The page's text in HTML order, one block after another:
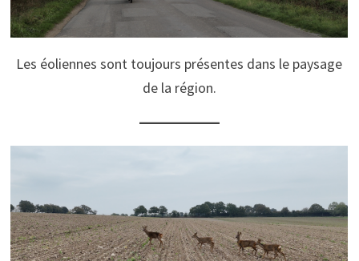
Les éoliennes sont toujours présentes dans le paysage
de la région.